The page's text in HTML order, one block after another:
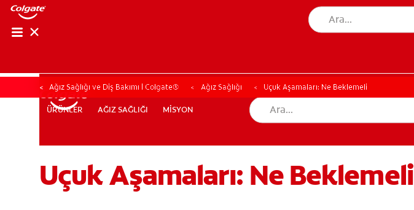
ÜRÜNLER AĞIZ SAĞLIĞI MİSYON
TR (TR) KAYIT OL
ÜRÜNLER AĞIZ SAĞLIĞI MİSYON
Ağız Sağlığı ve Diş Bakımı | Colgate® Ağız Sağlığı Uçuk Aşamaları: Ne Beklemeli
Uçuk Aşamaları: Ne Beklemeli